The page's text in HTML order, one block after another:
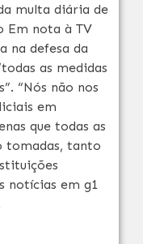
multa diária de
Em nota à TV
na defesa da
as medidas
“Nós não nos
em
que todas as
tomadas, tanto
notícias em g1